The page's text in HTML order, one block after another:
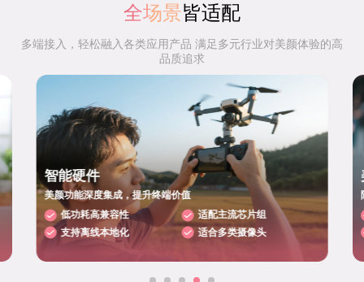
全场景皆适配
多端接入，轻松融入各类应用产品 满足多元行业对美颜体验的高
品质追求
美颜相机
随手一拍，即是高颜值大片
拍摄成片更出色
五官细节可微调
一键滤镜套用快
支持个性化模板